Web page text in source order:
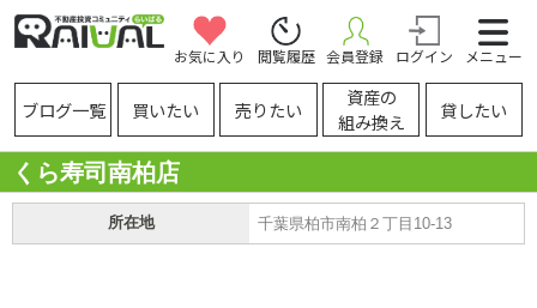
お気に入り 閲覧履歴 会員登録 ログイン メニュー
ブログ一覧 買いたい 売りたい
資産の
組み換え
貸したい
くら寿司南柏店
所在地 千葉県柏市南柏２丁目10-13